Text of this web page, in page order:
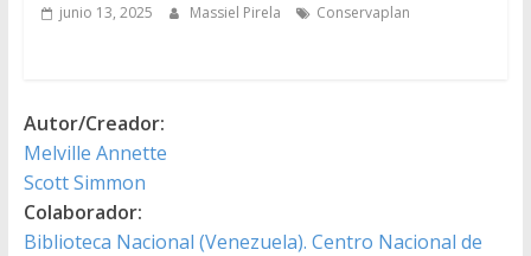
junio 13, 2025 Massiel Pirela Conservaplan
Autor/Creador:
Melville Annette
Scott Simmon
Colaborador:
Biblioteca Nacional (Venezuela). Centro Nacional de